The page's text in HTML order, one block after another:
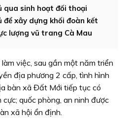
qua sinh hoạt đối thoại
để xây dựng khối đoàn kết
lượng vũ trang Cà Mau
việc, sau gần một năm triển
địa phương 2 cấp, tình hình
bàn xã Đất Mới tiếp tục có
quốc phòng, an ninh được
xã hội ổn định.